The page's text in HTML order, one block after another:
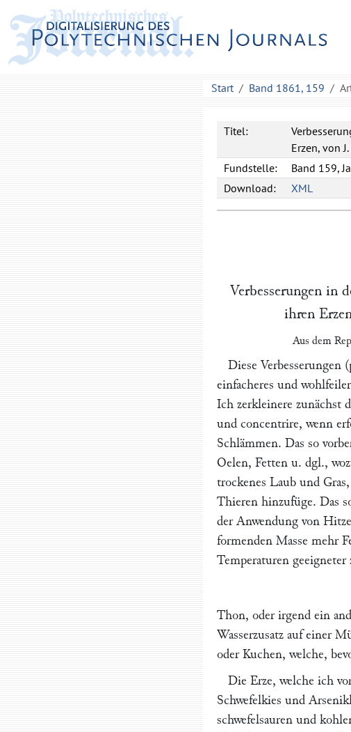
Start Band 1861, 159
Titel:
Erzen, von
Fundstelle:
Band 159,
Download:
XML
Verbesserungen in
ihren
Aus dem
Diese Verbesserungen
einfacheres und
Ich zerkleinere zunächst
und concentrire, wenn
Schlämmen. Das so
Oelen, Fetten u. dgl.,
trockenes Laub und
Thieren hinzufüge. Das
der Anwendung von
formenden Masse mehr
Temperaturen
Thon, oder irgend ein
Wasserzusatz auf einer
oder Kuchen, welche,
Die Erze, welche ich
Schwefelkies und
schwefelsauren und